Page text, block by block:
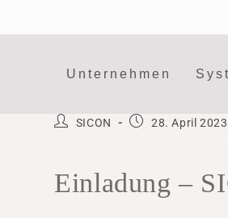
Unternehmen
SICON 28. April 2023
Einladung –